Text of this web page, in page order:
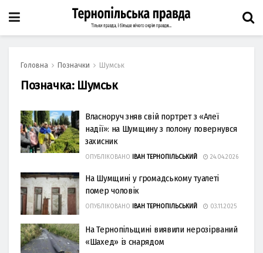
Головна Позначки Шумськ
Позначка: Шумськ
Власноруч зняв свій портрет з «Алеї
надії»: на Шумщину з полону повернувся
захисник
ОПУБЛІКОВАНО ІВАН ТЕРНОПІЛЬСЬКИЙ 24.04.2026
На Шумщині у громадському туалеті
помер чоловік
ОПУБЛІКОВАНО ІВАН ТЕРНОПІЛЬСЬКИЙ 03.11.2025
На Тернопільщині виявили нерозірваний
«Шахед» із снарядом